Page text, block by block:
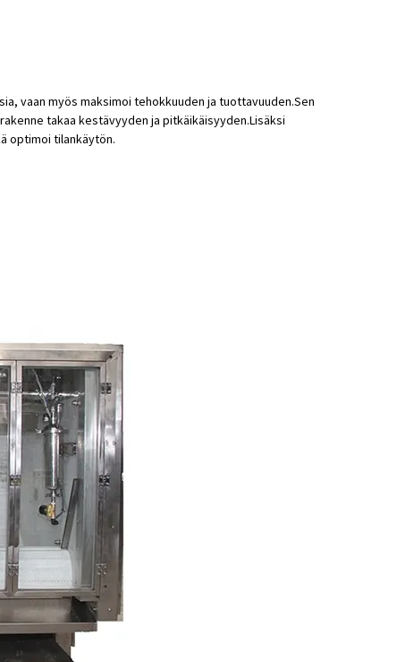
vaan myös maksimoi tehokkuuden ja tuottavuuden.Sen
takaa kestävyyden ja pitkäikäisyyden.Lisäksi
optimoi tilankäytön.